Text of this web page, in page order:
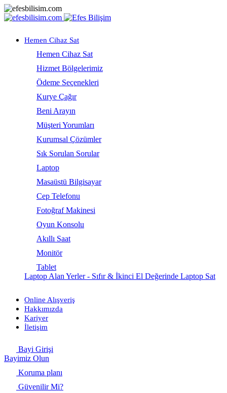
Hemen Cihaz Sat
Hemen Cihaz Sat
Hizmet Bölgelerimiz
Ödeme Seçenekleri
Kurye Çağır
Beni Arayın
Müşteri Yorumları
Kurumsal Çözümler
Sık Sorulan Sorular
Laptop
Masaüstü Bilgisayar
Cep Telefonu
Fotoğraf Makinesi
Oyun Konsolu
Akıllı Saat
Monitör
Tablet
Laptop Alan Yerler - Sıfır & İkinci El Değerinde Laptop Sat
Online Alışveriş
Hakkımızda
Kariyer
İletişim
Bayi Girişi
Bayimiz Olun
Koruma planı
Güvenilir Mi?